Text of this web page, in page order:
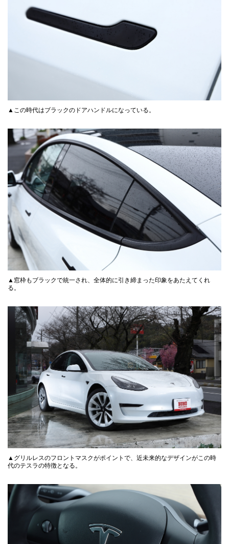
▲この時代はブラックのドアハンドルになっている。
▲窓枠もブラックで統一され、全体的に引き締まった印象をあたえてくれ
る。
▲グリルレスのフロントマスクがポイントで、近未来的なデザインがこの時
代のテスラの特徴となる。